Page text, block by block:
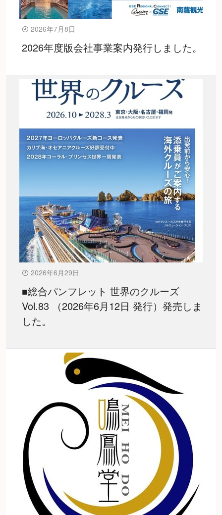
2026年7月8日
2026年度版会社事業案内発行しました。
2026年6月29日
■総合パンフレット 世界のクルーズ
Vol.83 （2026年6月12日 発行）発売しま
した。